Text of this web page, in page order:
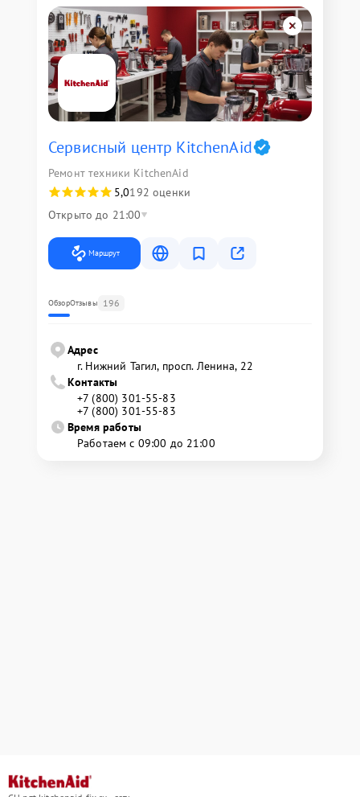
Сервисный центр KitchenAid
Ремонт техники KitchenAid
5,0192 оценки
Открыто до 21:00
Маршрут
ОбзорОтзывы 196
Адрес
г. Нижний Тагил, просп. Ленина, 22
Контакты
+7 (800) 301-55-83
+7 (800) 301-55-83
Время работы
Работаем с 09:00 до 21:00